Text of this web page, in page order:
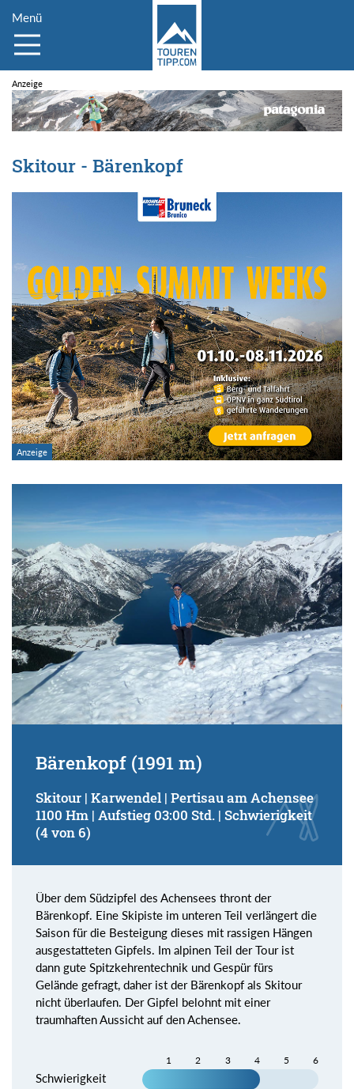
Menü
Skitour - Bärenkopf
Bärenkopf (1991 m)
Skitour | Karwendel | Pertisau am Achensee
1100 Hm | Aufstieg 03:00 Std. | Schwierigkeit
(4 von 6)
Über dem Südzipfel des Achensees thront der
Bärenkopf. Eine Skipiste im unteren Teil verlängert die
Saison für die Besteigung dieses mit rassigen Hängen
ausgestatteten Gipfels. Im alpinen Teil der Tour ist
dann gute Spitzkehrentechnik und Gespür fürs
Gelände gefragt, daher ist der Bärenkopf als Skitour
nicht überlaufen. Der Gipfel belohnt mit einer
traumhaften Aussicht auf den Achensee.
1 2 3 4 5 6
Schwierigkeit